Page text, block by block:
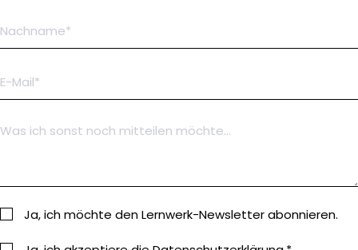
Ja, ich möchte den Lernwerk-Newsletter abonnieren.